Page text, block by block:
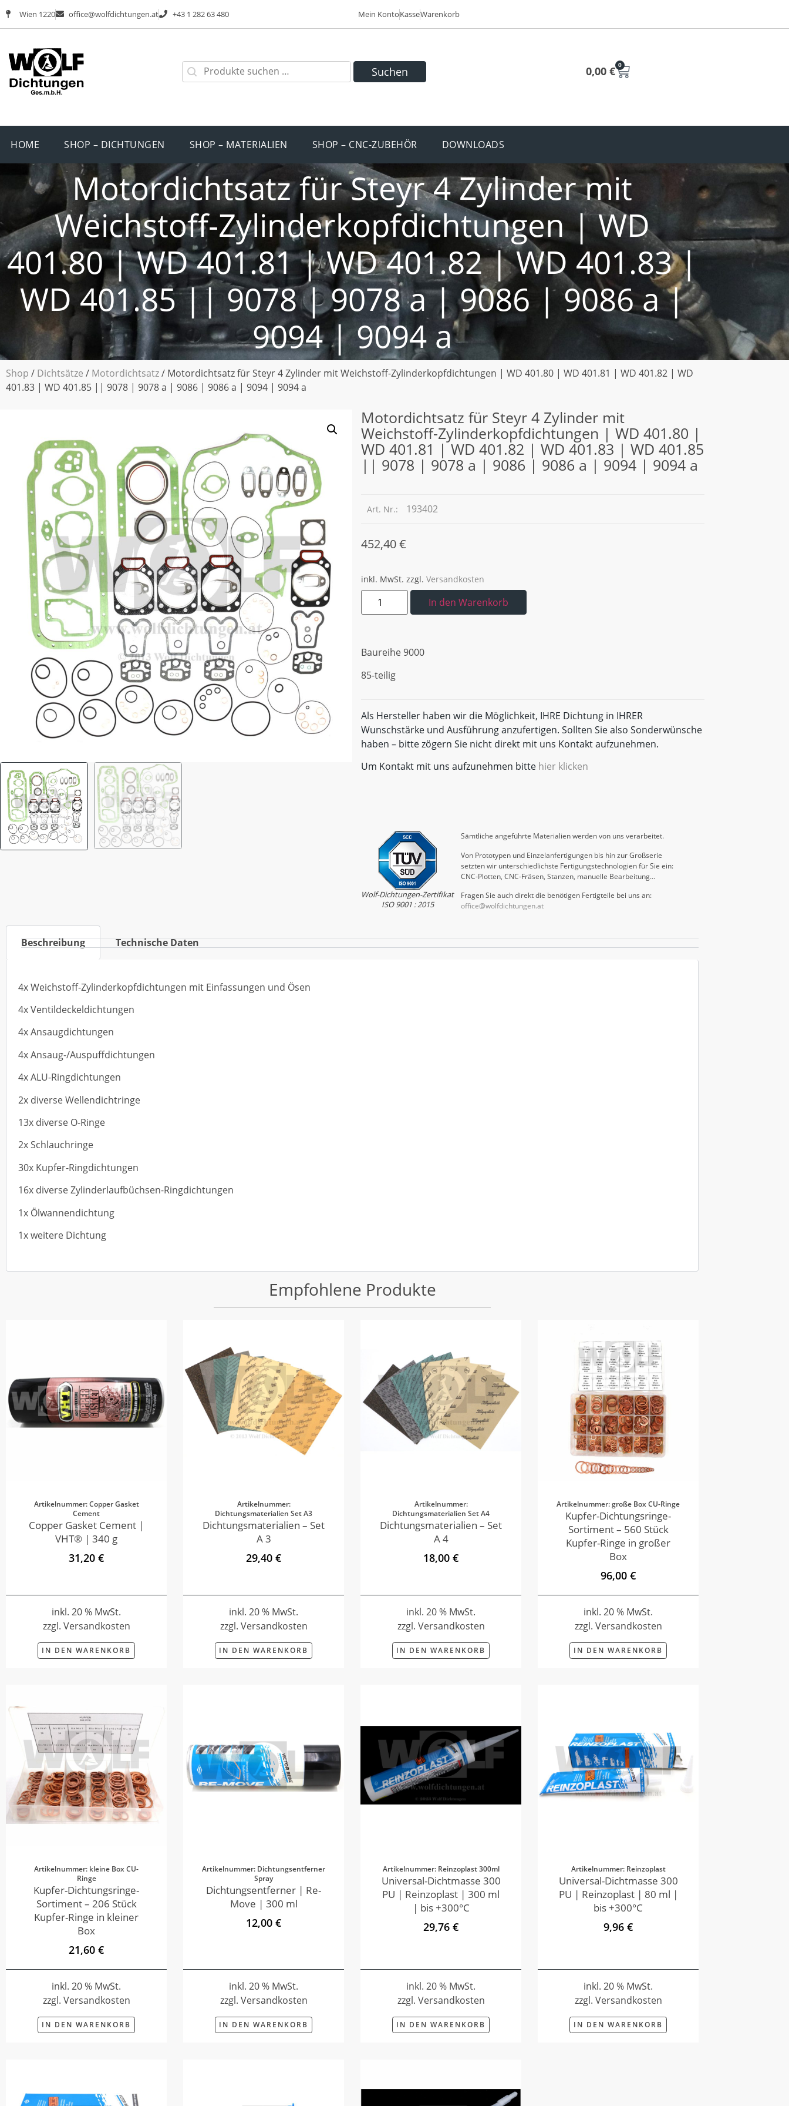
Wien 1220 office@wolfdichtungen.at +43 1 282 63 480 Mein KontoKasseWarenkorb
Suchen 0,00 € 0
HOME SHOP – DICHTUNGEN SHOP – MATERIALIEN SHOP – CNC-ZUBEHÖR DOWNLOADS
Motordichtsatz für Steyr 4 Zylinder mit
Weichstoff-Zylinderkopfdichtungen | WD
401.80 | WD 401.81 | WD 401.82 | WD 401.83 |
WD 401.85 || 9078 | 9078 a | 9086 | 9086 a |
9094 | 9094 a
Shop / Dichtsätze / Motordichtsatz/ Motordichtsatz für Steyr 4 Zylinder mit Weichstoff-Zylinderkopfdichtungen | WD 401.80 | WD 401.81 | WD 401.82 | WD
401.83 | WD 401.85 || 9078 | 9078 a | 9086 | 9086 a | 9094 | 9094 a
Motordichtsatz für Steyr 4 Zylinder mit
Weichstoff-Zylinderkopfdichtungen | WD 401.80 |
WD 401.81 | WD 401.82 | WD 401.83 | WD 401.85
|| 9078 | 9078 a | 9086 | 9086 a | 9094 | 9094 a
Art. Nr.: 193402
452,40€
inkl. MwSt. zzgl. Versandkosten
In den Warenkorb
Baureihe 9000
85-teilig
Als Hersteller haben wir die Möglichkeit, IHRE Dichtung in IHRER
Wunschstärke und Ausführung anzufertigen. Sollten Sie also Sonderwünsche
haben – bitte zögern Sie nicht direkt mit uns Kontakt aufzunehmen.
Um Kontakt mit uns aufzunehmen bitte hier klicken
Wolf-Dichtungen-Zertifikat
ISO 9001 : 2015
Sämtliche angeführte Materialien werden von uns verarbeitet.
Von Prototypen und Einzelanfertigungen bis hin zur Großserie
setzten wir unterschiedlichste Fertigungstechnologien für Sie ein:
CNC-Plotten, CNC-Fräsen, Stanzen, manuelle Bearbeitung…
Fragen Sie auch direkt die benötigen Fertigteile bei uns an:
office@wolfdichtungen.at
Beschreibung Technische Daten
4x Weichstoff-Zylinderkopfdichtungen mit Einfassungen und Ösen
4x Ventildeckeldichtungen
4x Ansaugdichtungen
4x Ansaug-/Auspuffdichtungen
4x ALU-Ringdichtungen
2x diverse Wellendichtringe
13x diverse O-Ringe
2x Schlauchringe
30x Kupfer-Ringdichtungen
16x diverse Zylinderlaufbüchsen-Ringdichtungen
1x Ölwannendichtung
1x weitere Dichtung
Empfohlene Produkte
Artikelnummer: Copper Gasket
Cement
Copper Gasket Cement |
VHT® | 340 g
31,20 €
inkl. 20 % MwSt.
zzgl. Versandkosten
IN DEN WARENKORB
Artikelnummer:
Dichtungsmaterialien Set A3
Dichtungsmaterialien – Set
A 3
29,40 €
inkl. 20 % MwSt.
zzgl. Versandkosten
IN DEN WARENKORB
Artikelnummer:
Dichtungsmaterialien Set A4
Dichtungsmaterialien – Set
A 4
18,00 €
inkl. 20 % MwSt.
zzgl. Versandkosten
IN DEN WARENKORB
Artikelnummer: große Box CU-Ringe
Kupfer-Dichtungsringe-
Sortiment – 560 Stück
Kupfer-Ringe in großer
Box
96,00 €
inkl. 20 % MwSt.
zzgl. Versandkosten
IN DEN WARENKORB
Artikelnummer: kleine Box CU-
Ringe
Kupfer-Dichtungsringe-
Sortiment – 206 Stück
Kupfer-Ringe in kleiner
Box
21,60 €
inkl. 20 % MwSt.
zzgl. Versandkosten
IN DEN WARENKORB
Artikelnummer: Dichtungsentferner
Spray
Dichtungsentferner | Re-
Move | 300 ml
12,00 €
inkl. 20 % MwSt.
zzgl. Versandkosten
IN DEN WARENKORB
Artikelnummer: Reinzoplast 300ml
Universal-Dichtmasse 300
PU | Reinzoplast | 300 ml
| bis +300°C
29,76 €
inkl. 20 % MwSt.
zzgl. Versandkosten
IN DEN WARENKORB
Artikelnummer: Reinzoplast
Universal-Dichtmasse 300
PU | Reinzoplast | 80 ml |
bis +300°C
9,96 €
inkl. 20 % MwSt.
zzgl. Versandkosten
IN DEN WARENKORB